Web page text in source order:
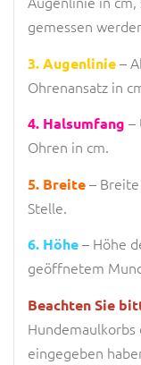
gemessen
3. Augenlinie–
Ohrenansatz in
4. Halsumfang –
Ohren in cm.
5. Breite–
Stelle.
6. Höhe– Höhe
geöffnetem
Beachten Sie
eingegeben